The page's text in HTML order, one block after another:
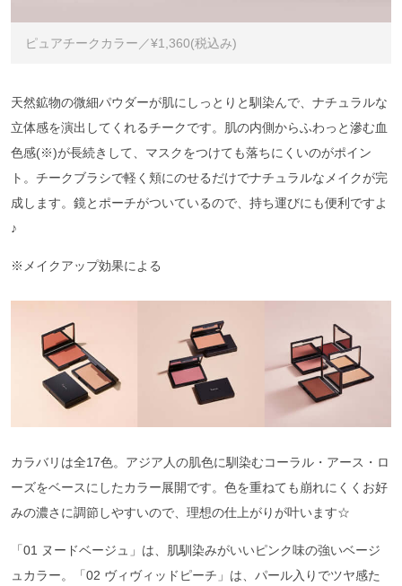
ピュアチークカラー／¥1,360(税込み)
天然鉱物の微細パウダーが肌にしっとりと馴染んで、ナチュラルな
立体感を演出してくれるチークです。肌の内側からふわっと滲む血
色感(※)が長続きして、マスクをつけても落ちにくいのがポイン
ト。チークブラシで軽く頬にのせるだけでナチュラルなメイクが完
成します。鏡とポーチがついているので、持ち運びにも便利ですよ
♪
※メイクアップ効果による
カラバリは全17色。アジア人の肌色に馴染むコーラル・アース・ロ
ーズをベースにしたカラー展開です。色を重ねても崩れにくくお好
みの濃さに調節しやすいので、理想の仕上がりが叶います☆
「01 ヌードベージュ」は、肌馴染みがいいピンク味の強いベージ
ュカラー。「02 ヴィヴィッドピーチ」は、パール入りでツヤ感た